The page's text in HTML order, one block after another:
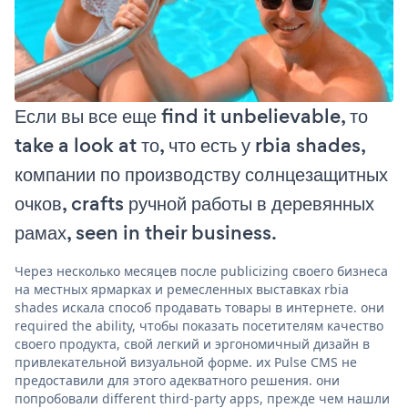
Если вы все еще find it unbelievable, то
take a look at то, что есть у rbia shades,
компании по производству солнцезащитных
очков, crafts ручной работы в деревянных
рамах, seen in their business.
Через несколько месяцев после publicizing своего бизнеса
на местных ярмарках и ремесленных выставках rbia
shades искала способ продавать товары в интернете. они
required the ability, чтобы показать посетителям качество
своего продукта, свой легкий и эргономичный дизайн в
привлекательной визуальной форме. их Pulse CMS не
предоставили для этого адекватного решения. они
попробовали different third-party apps, прежде чем нашли